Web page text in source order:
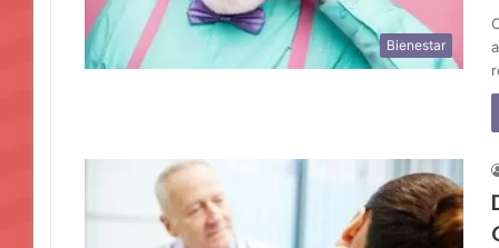
Bienestar